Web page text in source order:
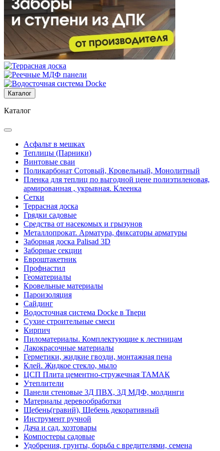
Каталог
Каталог
Асфальт в мешках
Теплицы (Парники)
Винтовые сваи
Поликарбонат Сотовый, Кровельный, Монолитный
Пленка для теплиц по выгодной цене полиэтиленовая,
армированная , укрывная. Клеенка
Сетки
Террасная доска
Грядки садовые
Средства от насекомых и грызунов
Металлопрокат. Арматура, фиксаторы арматуры
Заборная доска Palisad 3D
Заборные секции
Евроштакетник
Профнастил
Геоматериалы
Кровельные материалы
Пароизоляция
Сайдинг
Водосточная система Docke в Твери
Сухие строительные смеси
Кирпич
Пиломатериалы. Комплектующие к лестницам
Лакокрасочные материалы
Герметики, жидкие гвозди, монтажная пена
Клей. Жидкое стекло, мыло
ЦСП Плита цементно-стружечная ТАМАК
Утеплители
Панели стеновые 3Д ПВХ, 3Д МДФ, молдинги
Материалы деревообработки
Щебень(гравий), Щебень декоративный
Инструмент ручной
Дача и сад, хозтовары
Компостеры садовые
Удобрения, грунты, борьба с вредителями, семена